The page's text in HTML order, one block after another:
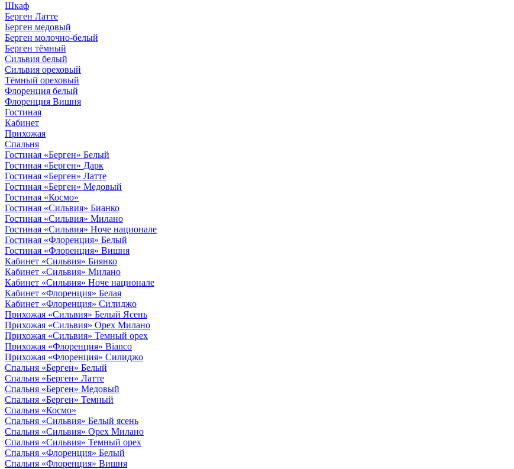
Шкаф
Берген Латте
Берген медовый
Берген молочно-белый
Берген тёмный
Сильвия белый
Сильвия ореховый
Тёмный ореховый
Флоренция белый
Флоренция Вишня
Гостиная
Кабинет
Прихожая
Спальня
Гостиная «Берген» Белый
Гостиная «Берген» Дарк
Гостиная «Берген» Латте
Гостиная «Берген» Медовый
Гостиная «Космо»
Гостиная «Сильвия» Бианко
Гостиная «Сильвия» Милано
Гостиная «Сильвия» Ноче национале
Гостиная «Флоренция» Белый
Гостиная «Флоренция» Вишня
Кабинет «Сильвия» Биянко
Кабинет «Сильвия» Милано
Кабинет «Сильвия» Ноче национале
Кабинет «Флоренция» Белая
Кабинет «Флоренция» Силиджо
Прихожая «Сильвия» Белый Ясень
Прихожая «Сильвия» Орех Милано
Прихожая «Сильвия» Темный орех
Прихожая «Флоренция» Bianco
Прихожая «Флоренция» Силиджо
Спальня «Берген» Белый
Спальня «Берген» Латте
Спальня «Берген» Медовый
Спальня «Берген» Темный
Спальня «Космо»
Спальня «Сильвия» Белый ясень
Спальня «Сильвия» Орех Милано
Спальня «Сильвия» Темный орех
Спальня «Флоренция» Белый
Спальня «Флоренция» Вишня